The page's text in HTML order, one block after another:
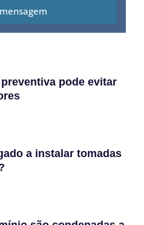
pode evitar
a instalar tomadas